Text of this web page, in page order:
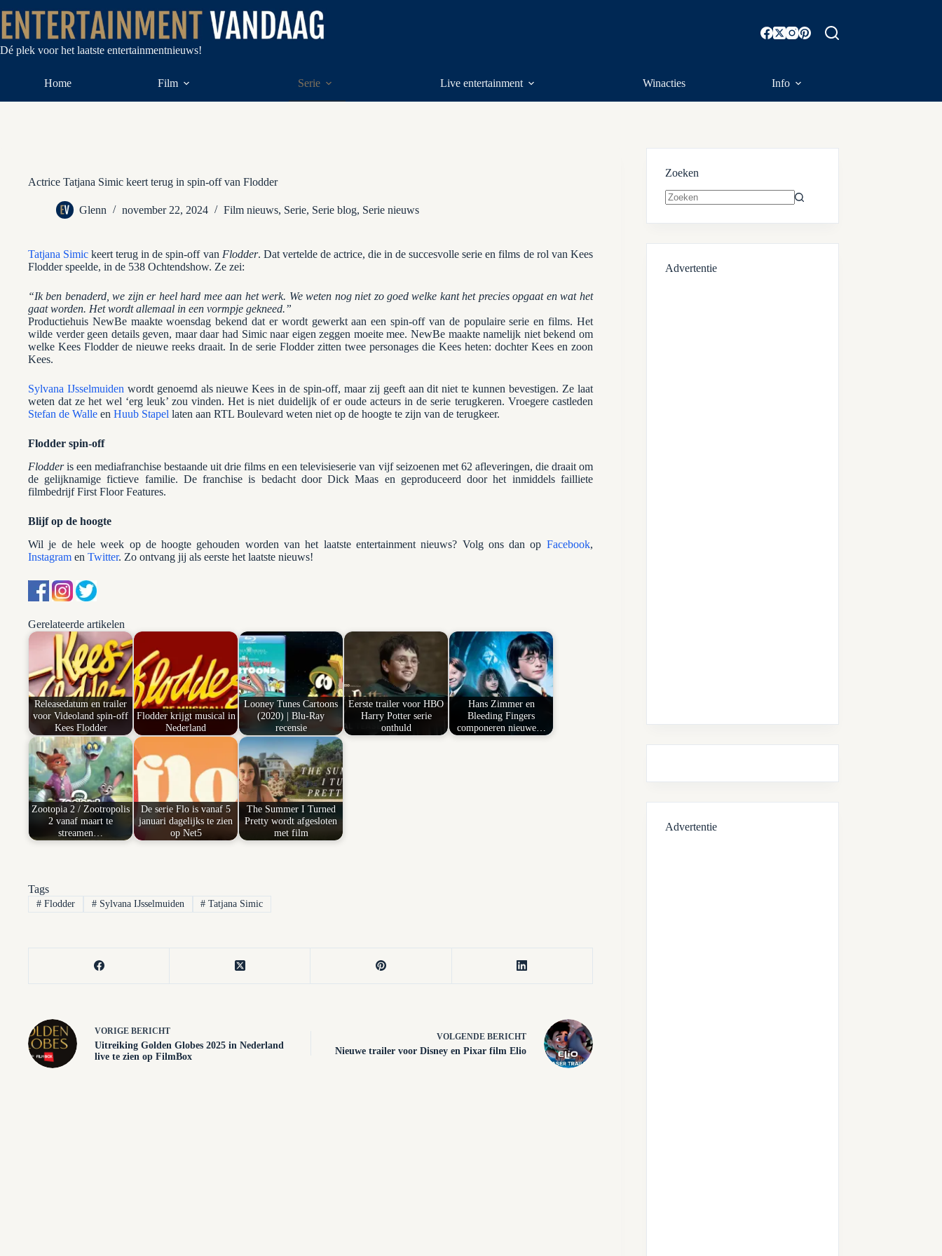
naar
de
inhoud
Dé plek voor het laatste entertainmentnieuws!
Home Film Serie Live entertainment Winacties Info
Actrice Tatjana Simic keert terug in spin-off van Flodder
Glenn november 22, 2024 Film nieuws, Serie, Serie blog, Serie nieuws
Tatjana Simic keert terug in de spin-off van Flodder. Dat vertelde de actrice, die in de succesvolle serie en films de rol van Kees
Flodder speelde, in de 538 Ochtendshow. Ze zei:
“Ik ben benaderd, we zijn er heel hard mee aan het werk. We weten nog niet zo goed welke kant het precies opgaat en wat het
gaat worden. Het wordt allemaal in een vormpje gekneed.”
Productiehuis NewBe maakte woensdag bekend dat er wordt gewerkt aan een spin-off van de populaire serie en films. Het
wilde verder geen details geven, maar daar had Simic naar eigen zeggen moeite mee. NewBe maakte namelijk niet bekend om
welke Kees Flodder de nieuwe reeks draait. In de serie Flodder zitten twee personages die Kees heten: dochter Kees en zoon
Kees.
Sylvana IJsselmuiden wordt genoemd als nieuwe Kees in de spin-off, maar zij geeft aan dit niet te kunnen bevestigen. Ze laat
weten dat ze het wel ‘erg leuk’ zou vinden. Het is niet duidelijk of er oude acteurs in de serie terugkeren. Vroegere castleden
Stefan de Walle en Huub Stapel laten aan RTL Boulevard weten niet op de hoogte te zijn van de terugkeer.
Flodder spin-off
Flodderis een mediafranchise bestaande uit drie films en een televisieserie van vijf seizoenen met 62 afleveringen, die draait om
de gelijknamige fictieve familie. De franchise is bedacht door Dick Maas en geproduceerd door het inmiddels failliete
filmbedrijf First Floor Features.
Blijf op de hoogte
Wil je de hele week op de hoogte gehouden worden van het laatste entertainment nieuws? Volg ons dan op Facebook,
Instagram en Twitter. Zo ontvang jij als eerste het laatste nieuws!
Gerelateerde artikelen
Releasedatum en trailer
voor Videoland spin-off
Kees Flodder
Flodder krijgt musical in
Nederland
Looney Tunes Cartoons
(2020) | Blu-Ray
recensie
Eerste trailer voor HBO
Harry Potter serie
onthuld
Hans Zimmer en
Bleeding Fingers
componeren nieuwe…
Zootopia 2 / Zootropolis
2 vanaf maart te
streamen…
De serie Flo is vanaf 5
januari dagelijks te zien
op Net5
The Summer I Turned
Pretty wordt afgesloten
met film
Tags
#Flodder #Sylvana IJsselmuiden # Tatjana Simic
VORIGE BERICHT
Uitreiking Golden Globes 2025 in Nederland
live te zien op FilmBox
VOLGENDE BERICHT
Nieuwe trailer voor Disney en Pixar film Elio
Zoeken
resultaten
Advertentie
Advertentie